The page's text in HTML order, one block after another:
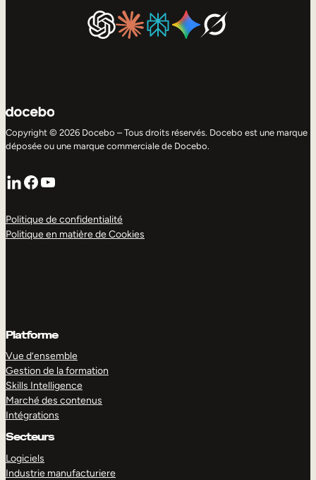
Copyright © 2026 Docebo – Tous droits réservés. Docebo est une marque
déposée ou une marque commerciale de Docebo.
LinkedIn
Facebook
YouTube
Politique de confidentialité
Politique en matière de Cookies
Platforme
Vue d’ensemble
Gestion de la formation
Skills Intelligence
Marché des contenus
Intégrations
Secteurs
Logiciels
Industrie manufacturiere